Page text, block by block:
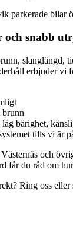
parkerade bilar
och snabb
slanglängd,
erbjuder
brunn
bärighet,
tills vi är
och
får du råd om
Ring oss